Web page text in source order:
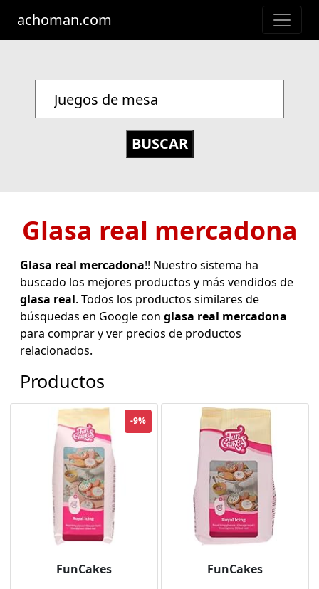
achoman.com
Glasa real mercadona
Glasa real mercadona!! Nuestro sistema ha
buscado los mejores productos y más vendidos de
glasa real. Todos los productos similares de
búsquedas en Google con glasa real mercadona
para comprar y ver precios de productos
relacionados.
Productos
-9%
FunCakes
FunCakes